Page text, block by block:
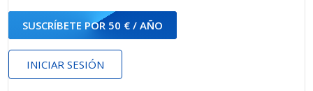
SUSCRÍBETE POR 50 € / AÑO
INICIAR SESIÓN